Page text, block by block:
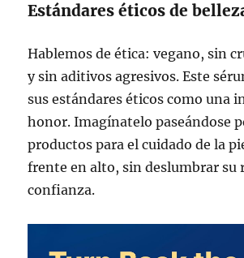
Estándares éticos de
Hablemos de ética: vegano, sin
y sin aditivos agresivos. Este
sus estándares éticos como una
honor. Imagínatelo paseándose
productos para el cuidado de la
frente en alto, sin deslumbrar su
confianza.